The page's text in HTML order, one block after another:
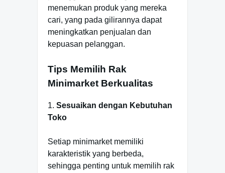
menemukan produk yang mereka
cari, yang pada gilirannya dapat
meningkatkan penjualan dan
kepuasan pelanggan.
Tips Memilih Rak
Minimarket Berkualitas
1. Sesuaikan dengan Kebutuhan
Toko
Setiap minimarket memiliki
karakteristik yang berbeda,
sehingga penting untuk memilih rak